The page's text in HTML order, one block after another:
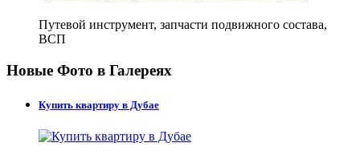
Путевой инструмент, запчасти подвижного состава,
ВСП
Новые Фото в Галереях
Купить квартиру в Дубае